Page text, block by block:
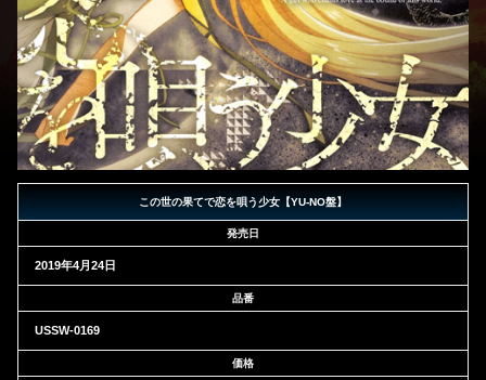
この世の果てで恋を唄う少女【YU-NO盤】
発売日
2019年4月24日
品番
USSW-0169
価格